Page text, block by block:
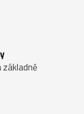
základně